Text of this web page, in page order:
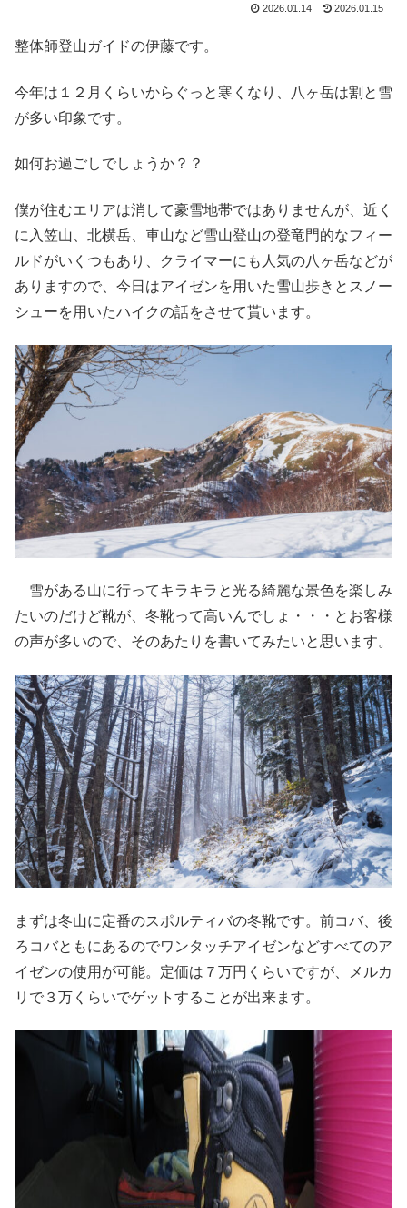
2026.01.14 2026.01.15
整体師登山ガイドの伊藤です。
今年は１２月くらいからぐっと寒くなり、八ヶ岳は割と雪
が多い印象です。
如何お過ごしでしょうか？？
僕が住むエリアは消して豪雪地帯ではありませんが、近く
に入笠山、北横岳、車山など雪山登山の登竜門的なフィー
ルドがいくつもあり、クライマーにも人気の八ヶ岳などが
ありますので、今日はアイゼンを用いた雪山歩きとスノー
シューを用いたハイクの話をさせて貰います。
雪がある山に行ってキラキラと光る綺麗な景色を楽しみ
たいのだけど靴が、冬靴って高いんでしょ・・・とお客様
の声が多いので、そのあたりを書いてみたいと思います。
まずは冬山に定番のスポルティバの冬靴です。前コバ、後
ろコバともにあるのでワンタッチアイゼンなどすべてのア
イゼンの使用が可能。定価は７万円くらいですが、メルカ
リで３万くらいでゲットすることが出来ます。